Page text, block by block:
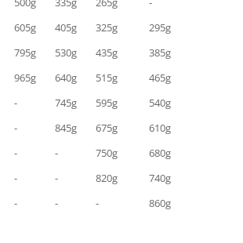
605g 405g 325g
295g
795g 530g 435g
385g
965g 640g 515g
465g
- 745g 595g
540g
- 845g 675g
610g
- - 750g
680g
- - 820g
740g
- - - 860g